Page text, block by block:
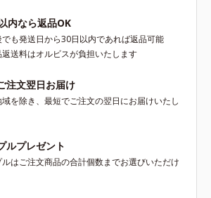
内なら返品OK
でも発送日から30日以内であれば返品可能
送料はオルビスが負担いたします
注文翌日お届け
を除き、最短でご注文の翌日にお届けいたし
ルプレゼント
はご注文商品の合計個数までお選びいただけ